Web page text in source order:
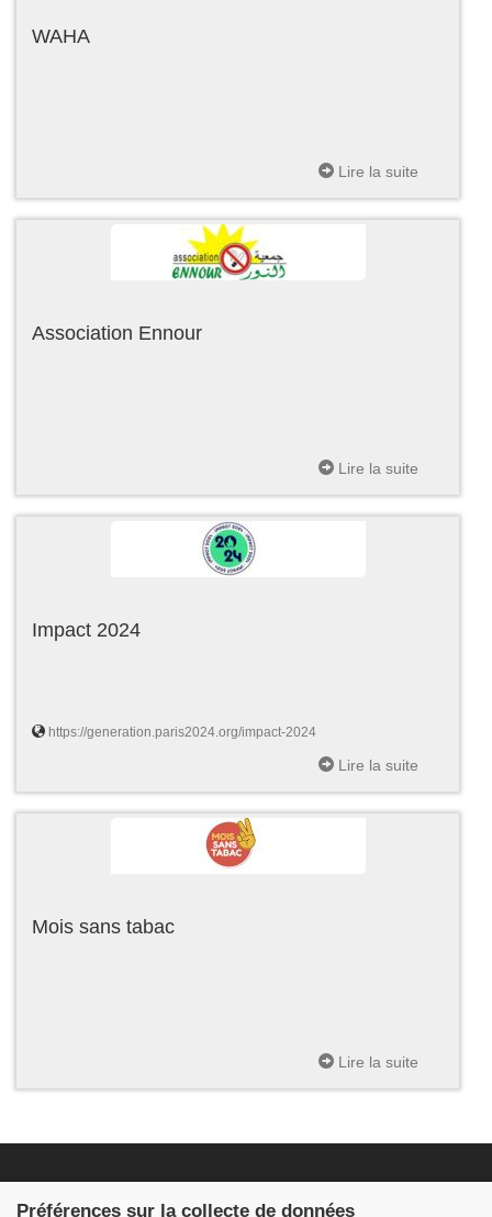
WAHA
Lire la suite
Association Ennour
Lire la suite
Impact 2024
https://generation.paris2024.org/impact-2024
Lire la suite
Mois sans tabac
Lire la suite
Préférences sur la collecte de données